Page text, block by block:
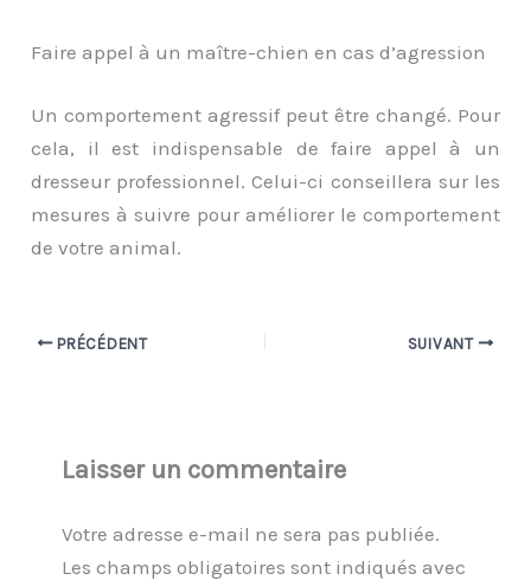
Faire appel à un maître-chien en cas d’agression
Un comportement agressif peut être changé. Pour
cela, il est indispensable de faire appel à un
dresseur professionnel. Celui-ci conseillera sur les
mesures à suivre pour améliorer le comportement
de votre animal.
PRÉCÉDENT SUIVANT
Laisser un commentaire
Votre adresse e-mail ne sera pas publiée.
Les champs obligatoires sont indiqués avec